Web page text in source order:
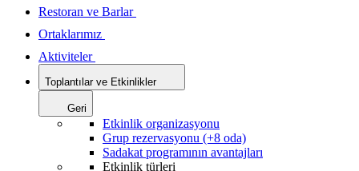
Restoran ve Barlar
Ortaklarımız
Aktiviteler
Toplantılar ve Etkinlikler
Geri
Etkinlik organizasyonu
Grup rezervasyonu (+8 oda)
Sadakat programının avantajları
Etkinlik türleri